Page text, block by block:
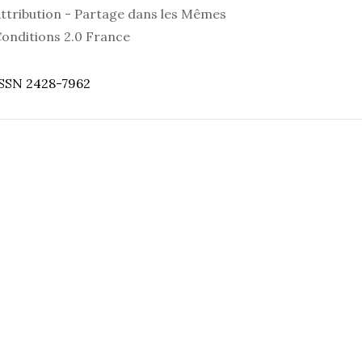
- Partage dans les Mêmes
2.0 France
2428-7962